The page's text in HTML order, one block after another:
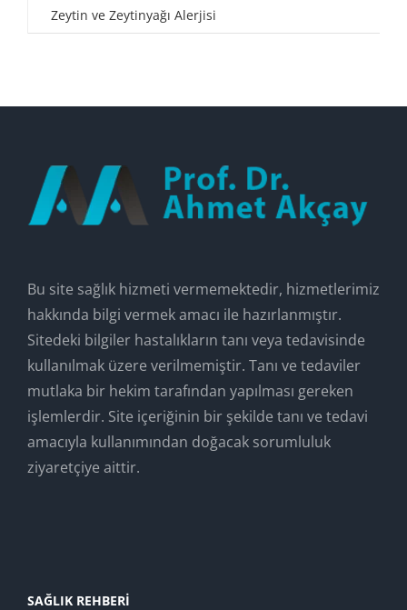
Zeytin ve Zeytinyağı Alerjisi
Bu site sağlık hizmeti vermemektedir, hizmetlerimiz
hakkında bilgi vermek amacı ile hazırlanmıştır.
Sitedeki bilgiler hastalıkların tanı veya tedavisinde
kullanılmak üzere verilmemiştir. Tanı ve tedaviler
mutlaka bir hekim tarafından yapılması gereken
işlemlerdir. Site içeriğinin bir şekilde tanı ve tedavi
amacıyla kullanımından doğacak sorumluluk
ziyaretçiye aittir.
SAĞLIK REHBERI